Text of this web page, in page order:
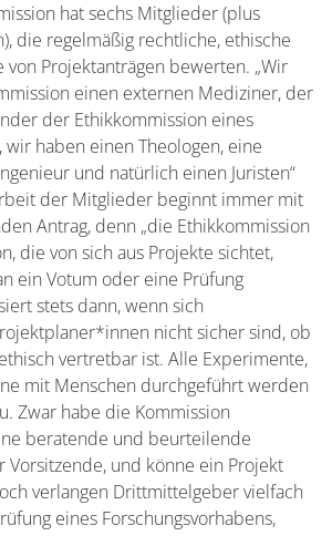
hat sechs Mitglieder (plus
die regelmäßig rechtliche, ethische
von Projektanträgen bewerten. „Wir
einen externen Mediziner, der
der Ethikkommission eines
wir haben einen Theologen, eine
und natürlich einen Juristen“
der Mitglieder beginnt immer mit
Antrag, denn „die Ethikkommission
die von sich aus Projekte sichtet,
ein Votum oder eine Prüfung
stets dann, wenn sich
nicht sicher sind, ob
vertretbar ist. Alle Experimente,
mit Menschen durchgeführt werden
Zwar habe die Kommission
beratende und beurteilende
Vorsitzende, und könne ein Projekt
verlangen Drittmittelgeber vielfach
eines Forschungsvorhabens,